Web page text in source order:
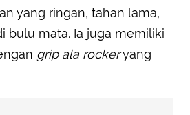
yang ringan, tahan lama,
bulu mata. Ia juga memiliki
grip ala rockeryang